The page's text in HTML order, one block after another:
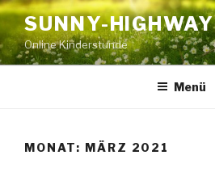
Zum
Inhalt
springen
SUNNY-HIGHWAY
Online Kinderstunde
Menü
MONAT: MÄRZ 2021